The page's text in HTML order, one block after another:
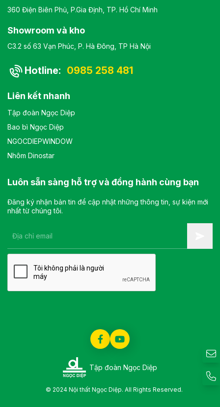
360 Điện Biên Phủ, P.Gia Định, TP. Hồ Chí Minh
Showroom và kho
C3.2 số 63 Vạn Phúc, P. Hà Đông, TP Hà Nội
Hotline: 0985 258 481
Liên kết nhanh
Tập đoàn Ngọc Diệp
Bao bì Ngọc Diệp
NGOCDIEPWINDOW
Nhôm Dinostar
Luôn sẵn sàng hỗ trợ và đồng hành cùng bạn
Đăng ký nhận bản tin để cập nhật những thông tin, sự kiện mới
nhất từ chúng tôi.
Tập đoàn Ngọc Diệp
© 2024 Nội thất Ngọc Diệp. All Rights Reserved.